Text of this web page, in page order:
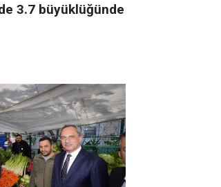
3.7 büyüklüğünde